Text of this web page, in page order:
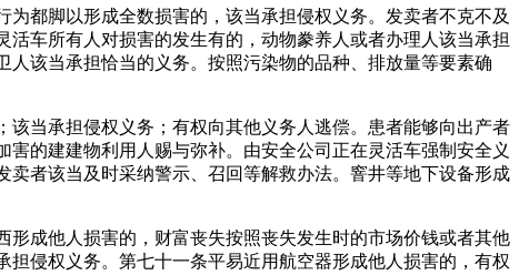
都脚以形成全数损害的，该当承担侵权义务。发卖者不克不及
车所有人对损害的发生有的，动物豢养人或者办理人该当承担
该当承担恰当的义务。按照污染物的品种、排放量等要素确
当承担侵权义务；有权向其他义务人逃偿。患者能够向出产者
的建建物利用人赐与弥补。由安全公司正在灵活车强制安全义
者该当及时采纳警示、召回等解救办法。窨井等地下设备形成
成他人损害的，财富丧失按照丧失发生时的市场价钱或者其他
侵权义务。第七十一条平易近用航空器形成他人损害的，有权